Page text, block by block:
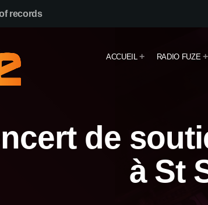
records
ACCUEIL RADIO FUZE
de
à St